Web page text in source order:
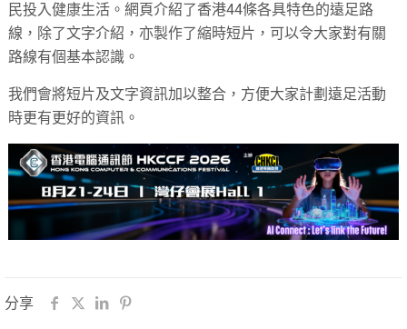
民投入健康生活。網頁介紹了香港44條各具特色的遠足路
線，除了文字介紹，亦製作了縮時短片，可以令大家對有關
路線有個基本認識。
我們會將短片及文字資訊加以整合，方便大家計劃遠足活動
時更有更好的資訊。
分享